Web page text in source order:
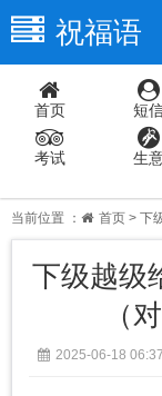
祝福语
首页 短
考试 生
当前位置 ： 首页 > 下
下级越级
（
2025-06-18